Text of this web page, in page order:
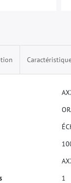
AX
OR
ÉC
10
AX
1